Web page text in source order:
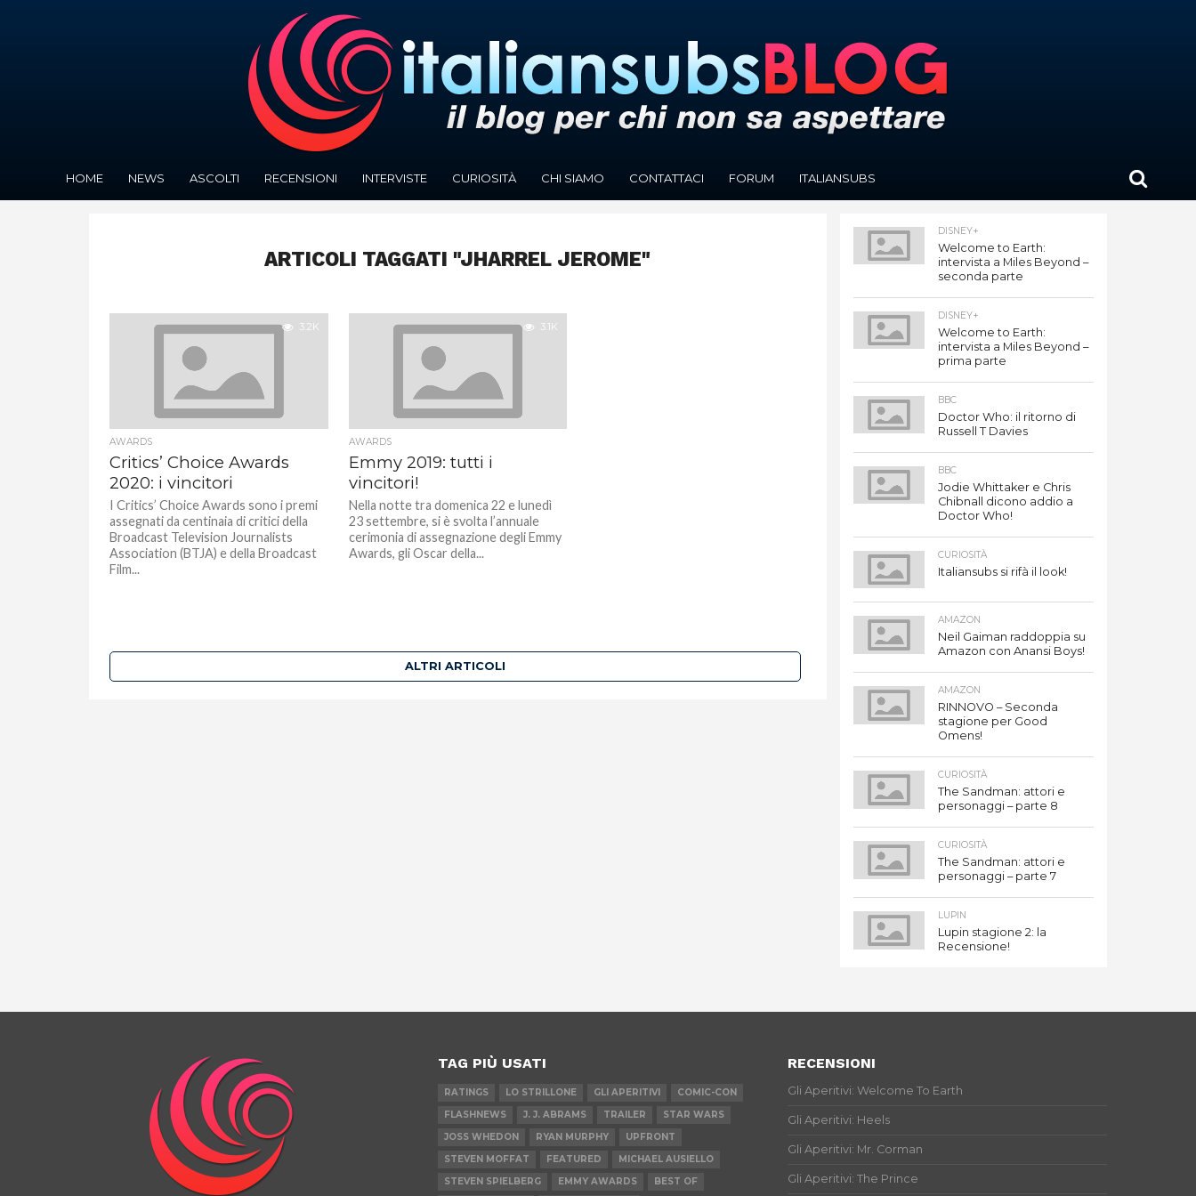
HOME NEWS ASCOLTI RECENSIONI INTERVISTE CURIOSITÀ CHI SIAMO CONTATTACI FORUM ITALIANSUBS
ARTICOLI TAGGATI "JHARREL JEROME"
3.2K
AWARDS
Critics’ Choice Awards
2020: i vincitori
I Critics’ Choice Awards sono i premi
assegnati da centinaia di critici della
Broadcast Television Journalists
Association (BTJA) e della Broadcast
Film...
3.1K
AWARDS
Emmy 2019: tutti i
vincitori!
Nella notte tra domenica 22 e lunedì
23 settembre, si è svolta l’annuale
cerimonia di assegnazione degli Emmy
Awards, gli Oscar della...
ALTRI ARTICOLI
DISNEY+
Welcome to Earth:
intervista a Miles Beyond –
seconda parte
DISNEY+
Welcome to Earth:
intervista a Miles Beyond –
prima parte
BBC
Doctor Who: il ritorno di
Russell T Davies
BBC
Jodie Whittaker e Chris
Chibnall dicono addio a
Doctor Who!
CURIOSITÀ
Italiansubs si rifà il look!
AMAZON
Neil Gaiman raddoppia su
Amazon con Anansi Boys!
AMAZON
RINNOVO – Seconda
stagione per Good
Omens!
CURIOSITÀ
The Sandman: attori e
personaggi – parte 8
CURIOSITÀ
The Sandman: attori e
personaggi – parte 7
LUPIN
Lupin stagione 2: la
Recensione!
TAG PIÙ USATI
RATINGS LO STRILLONE GLI APERITIVI
COMIC-CON
FLASHNEWS
J. J. ABRAMS TRAILER
STAR WARS
JOSS WHEDON
RYAN MURPHY
UPFRONT
STEVEN MOFFAT
FEATURED
MICHAEL AUSIELLO
STEVEN SPIELBERG
EMMY AWARDS BEST OF
RECENSIONI
Gli Aperitivi: Welcome To Earth
Gli Aperitivi: Heels
Gli Aperitivi: Mr. Corman
Gli Aperitivi: The Prince